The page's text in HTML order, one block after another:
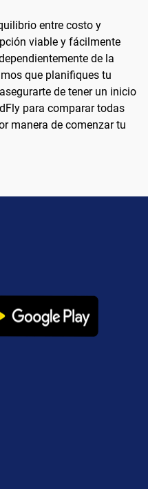
entre costo y
viable y fácilmente
de la
que planifiques tu
de tener un inicio
para comparar todas
manera de comenzar tu